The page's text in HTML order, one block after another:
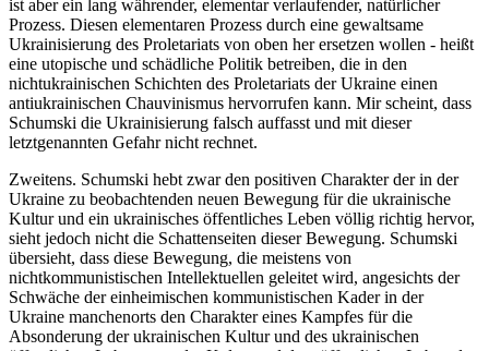
ist aber ein lang währender, elementar verlaufender, natürlicher
Prozess. Diesen elementaren Prozess durch eine gewaltsame
Ukrainisierung des Proletariats von oben her ersetzen wollen - heißt
eine utopische und schädliche Politik betreiben, die in den
nichtukrainischen Schichten des Proletariats der Ukraine einen
antiukrainischen Chauvinismus hervorrufen kann. Mir scheint, dass
Schumski die Ukrainisierung falsch auffasst und mit dieser
letztgenannten Gefahr nicht rechnet.
Zweitens. Schumski hebt zwar den positiven Charakter der in der
Ukraine zu beobachtenden neuen Bewegung für die ukrainische
Kultur und ein ukrainisches öffentliches Leben völlig richtig hervor,
sieht jedoch nicht die Schattenseiten dieser Bewegung. Schumski
übersieht, dass diese Bewegung, die meistens von
nichtkommunistischen Intellektuellen geleitet wird, angesichts der
Schwäche der einheimischen kommunistischen Kader in der
Ukraine manchenorts den Charakter eines Kampfes für die
Absonderung der ukrainischen Kultur und des ukrainischen